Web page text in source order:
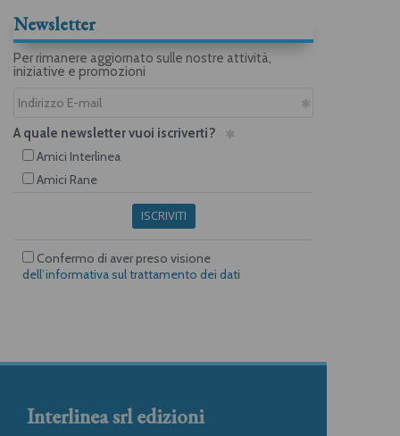
Newsletter
Per rimanere aggiornato sulle nostre attività,
iniziative e promozioni
A quale newsletter vuoi iscriverti?
Amici Interlinea
Amici Rane
ISCRIVITI
Confermo di aver preso visione
dell’informativa sul trattamento dei dati
Interlinea srl edizioni